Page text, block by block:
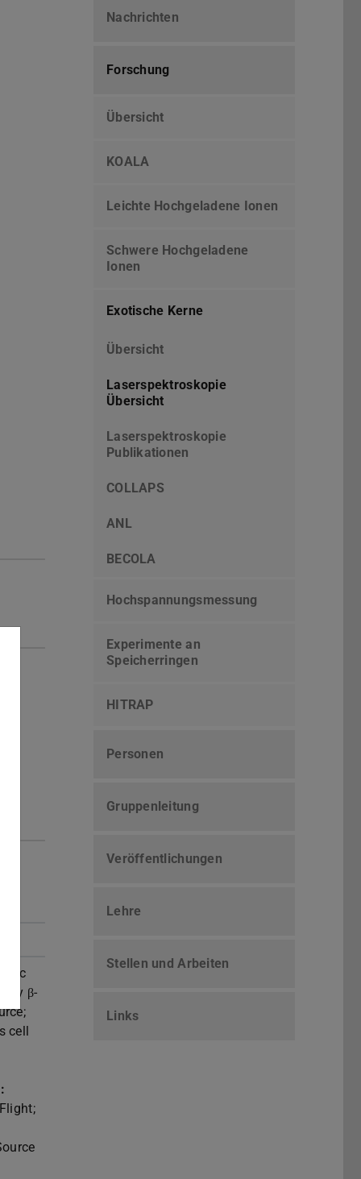
by β-
cell
Nachrichten
Forschung
Übersicht
KOALA
Leichte Hochgeladene Ionen
Schwere Hochgeladene
Ionen
Exotische Kerne
Übersicht
Laserspektroskopie
Übersicht
Laserspektroskopie
Publikationen
COLLAPS
ANL
BECOLA
Hochspannungsmessung
Experimente an
Speicherringen
HITRAP
Personen
Gruppenleitung
Veröffentlichungen
Lehre
Stellen und Arbeiten
Links